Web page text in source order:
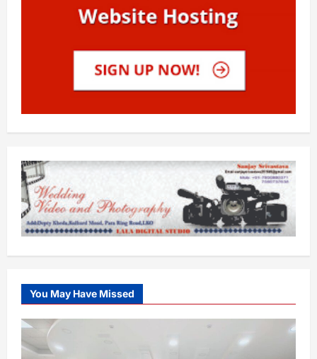
You May Have Missed